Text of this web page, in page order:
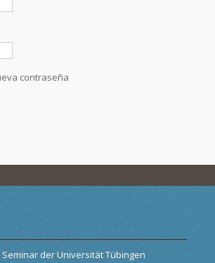
contraseña
der Universität Tübingen